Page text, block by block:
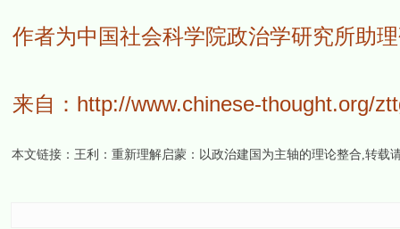
作者为中国社会科学院政治学研究所助
来自： http://www.chinese-thought.org/
本文链接： 王利：重新理解启蒙：以政治建国为主轴的理论整合,转载